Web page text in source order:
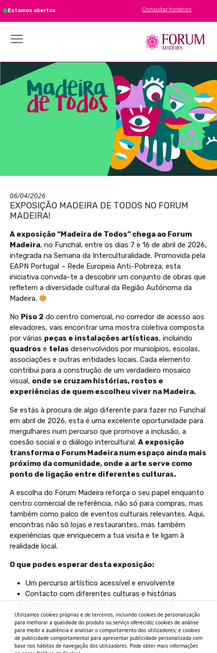
Estamos abertos Consultar horários
06/04/2026
EXPOSIÇÃO MADEIRA DE TODOS NO FORUM
MADEIRA!
A exposição “Madeira de Todos” chega ao Forum
Madeira, no Funchal, entre os dias 7 e 16 de abril de 2026,
integrada na Semana da Interculturalidade. Promovida pela
EAPN Portugal – Rede Europeia Anti-Pobreza, esta
iniciativa convida-te a descobrir um conjunto de obras que
refletem a diversidade cultural da Região Autónoma da
Madeira.
No Piso 2 do centro comercial, no corredor de acesso aos
elevadores, vais encontrar uma mostra coletiva composta
por várias peças e instalações artísticas, incluindo
quadros e telas desenvolvidos por municípios, escolas,
associações e outras entidades locais. Cada elemento
contribui para a construção de um verdadeiro mosaico
visual, onde se cruzam histórias, rostos e
experiências de quem escolheu viver na Madeira.
Se estás à procura de algo diferente para fazer no Funchal
em abril de 2026, esta é uma excelente oportunidade para
mergulhares num percurso que promove a inclusão, a
coesão social e o diálogo intercultural. A exposição
transforma o Forum Madeira num espaço ainda mais
próximo da comunidade, onde a arte serve como
ponto de ligação entre diferentes culturas.
A escolha do Forum Madeira reforça o seu papel enquanto
centro comercial de referência, não só para compras, mas
também como palco de eventos culturais relevantes. Aqui,
encontras não só lojas e restaurantes, mas também
experiências que enriquecem a tua visita e te ligam à
realidade local.
O que podes esperar desta exposição:
Um percurso artístico acessível e envolvente
Contacto com diferentes culturas e histórias
A entrada é livre, por isso só tens de passar pelo Forum
Madeira e descobrir esta exposição ao teu ritmo.
Utilizamos cookies próprias e de terceiros, incluindo cookies de personalização
para melhorar a qualidade do produto ou serviço oferecido; cookies de análise
para medir a audiência e analisar o comportamento dos utilizadores; e cookies
de publicidade comportamental para apresentar publicidade personalizada com
base nos hábitos de navegação dos utilizadores. Pode obter mais informações